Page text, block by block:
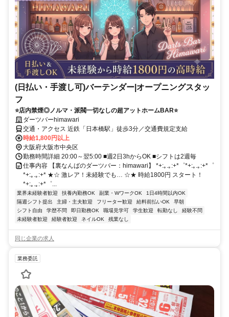
(日払い・手渡し可)バーテンダー|オープニングスタッ
フ
⭐店内禁煙◎ノルマ・派閥一切なしの超アットホームBAR⭐
ダーツバーhimawari
交通・アクセス 近鉄「日本橋駅」徒歩3分／交通費規定支給
時給1,800円以上
大阪府大阪市中央区
勤務時間詳細 20:00～翌5:00 ■週2日3hからOK ■シフトは2週毎
仕事内容 【裏なんばのダーツバー：himawari】 *+:｡.｡:+*゜*+:｡.｡:+*゜
*+:｡.｡:+* ★☆ 激レア！未経験でも… ☆★ 時給1800円 スタート！
*+:｡.｡:+*゜...
業界未経験者歓迎 扶養内勤務OK 副業・WワークOK
1日4時間以内OK
隔週シフト提出
主婦・主夫歓迎 フリーター歓迎 給料前払いOK
早朝
シフト自由
学歴不問 即日勤務OK 職場見学可 学生歓迎 転勤なし
経験不問
未経験者歓迎
経験者歓迎 ネイルOK 残業なし
同じ企業の求人
業務委託